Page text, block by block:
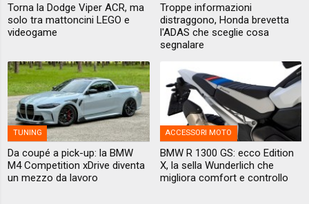
Torna la Dodge Viper ACR, ma
solo tra mattoncini LEGO e
videogame
Troppe informazioni
distraggono, Honda brevetta
l'ADAS che sceglie cosa
segnalare
TUNING
Da coupé a pick-up: la BMW
M4 Competition xDrive diventa
un mezzo da lavoro
ACCESSORI MOTO
BMW R 1300 GS: ecco Edition
X, la sella Wunderlich che
migliora comfort e controllo